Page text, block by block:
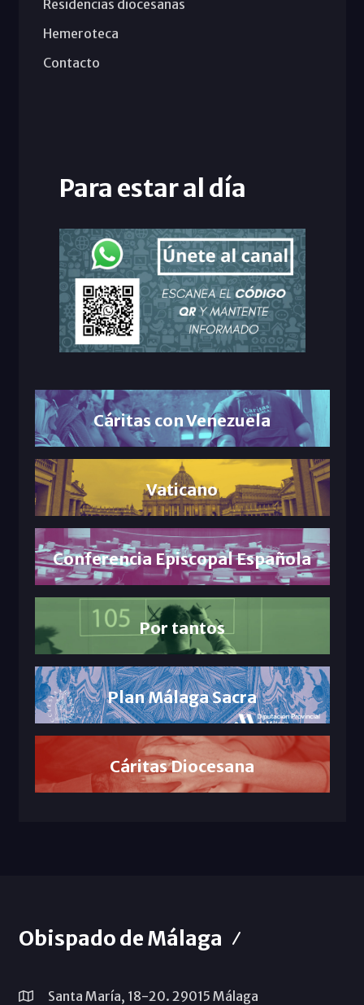
Residencias diocesanas
Hemeroteca
Contacto
Para estar al día
Cáritas con Venezuela
Vaticano
Conferencia Episcopal Española
Por tantos
Plan Málaga Sacra
Cáritas Diocesana
Obispado de Málaga
Santa María, 18-20. 29015 Málaga